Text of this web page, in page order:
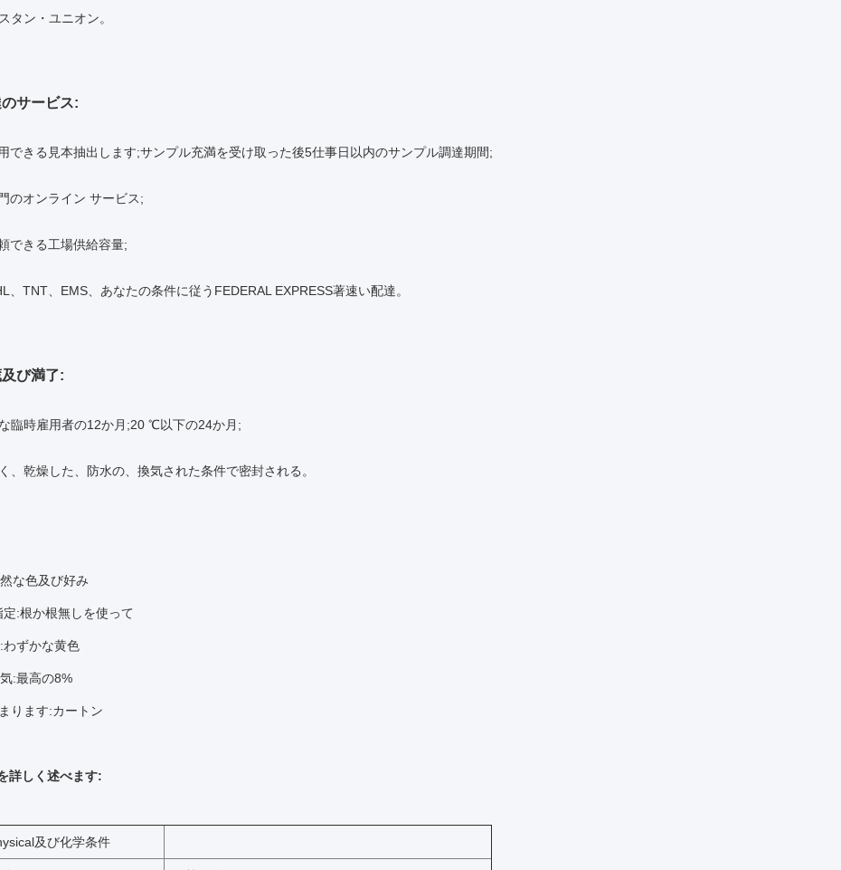
タン・ユニオン。
サービス:
できる見本抽出します;サンプル充満を受け取った後5仕事日以内のサンプル調達期間;
のオンライン サービス;
できる工場供給容量;
、TNT、EMS、あなたの条件に従うFEDERAL EXPRESS著速い配達。
び満了:
臨時雇用者の12か月;20 ℃以下の24か月;
、乾燥した、防水の、換気された条件で密封される。
な色及び好み
定:根か根無しを使って
わずかな黄色
:最高の8%
ります:カートン
詳しく述べます:
及び化学条件